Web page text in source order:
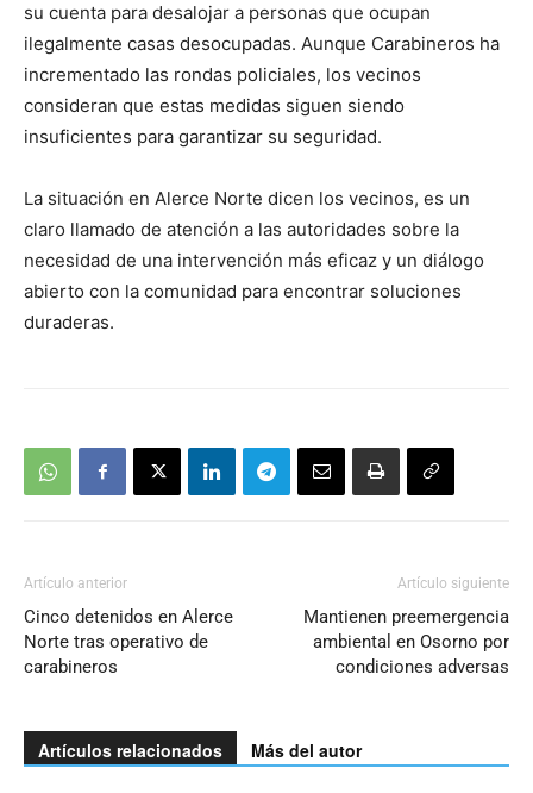
su cuenta para desalojar a personas que ocupan
ilegalmente casas desocupadas. Aunque Carabineros ha
incrementado las rondas policiales, los vecinos
consideran que estas medidas siguen siendo
insuficientes para garantizar su seguridad.
La situación en Alerce Norte dicen los vecinos, es un
claro llamado de atención a las autoridades sobre la
necesidad de una intervención más eficaz y un diálogo
abierto con la comunidad para encontrar soluciones
duraderas.
Artículo anterior
Cinco detenidos en Alerce
Norte tras operativo de
carabineros
Artículo siguiente
Mantienen preemergencia
ambiental en Osorno por
condiciones adversas
Artículos relacionados Más del autor